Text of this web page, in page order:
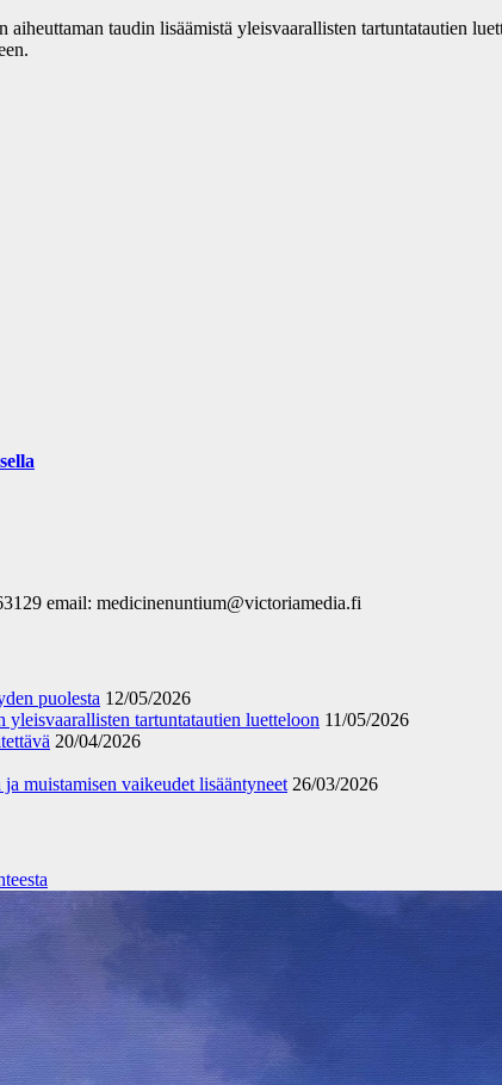
taudin lisäämistä yleisvaarallisten tartuntatautien
email: medicinenuntium@victoriamedia.fi
puolesta 12/05/2026
tartuntatautien luetteloon 11/05/2026
20/04/2026
muistamisen vaikeudet lisääntyneet 26/03/2026